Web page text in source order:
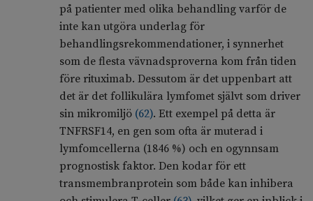
på patienter med olika behandling varför de
inte kan utgöra underlag för
behandlingsrekommendationer, i synnerhet
som de flesta vävnadsproverna kom från tiden
före rituximab. Dessutom är det uppenbart att
det är det follikulära lymfomet självt som driver
sin mikromiljö (62). Ett exempel på detta är
TNFRSF14, en gen som ofta är muterad i
lymfomcellerna (1846 %) och en ogynnsam
prognostisk faktor. Den kodar för ett
transmembranprotein som både kan inhibera